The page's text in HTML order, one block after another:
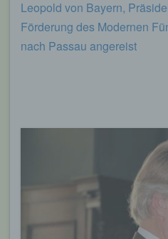
Leopold von Bayern,
Förderung des Modernen
nach Passau angereist